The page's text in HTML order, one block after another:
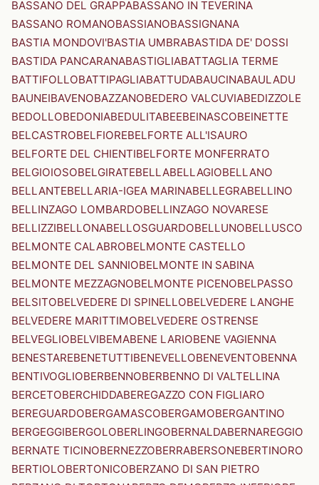
BASSANO DEL GRAPPABASSANO IN TEVERINA
BASSANO ROMANOBASSIANOBASSIGNANA
BASTIA MONDOVI'BASTIA UMBRABASTIDA DE' DOSSI
BASTIDA PANCARANABASTIGLIABATTAGLIA TERME
BATTIFOLLOBATTIPAGLIABATTUDABAUCINABAULADU
BAUNEIBAVENOBAZZANOBEDERO VALCUVIABEDIZZOLE
BEDOLLOBEDONIABEDULITABEEBEINASCOBEINETTE
BELCASTROBELFIOREBELFORTE ALL'ISAURO
BELFORTE DEL CHIENTIBELFORTE MONFERRATO
BELGIOIOSOBELGIRATEBELLABELLAGIOBELLANO
BELLANTEBELLARIA-IGEA MARINABELLEGRABELLINO
BELLINZAGO LOMBARDOBELLINZAGO NOVARESE
BELLIZZIBELLONABELLOSGUARDOBELLUNOBELLUSCO
BELMONTE CALABROBELMONTE CASTELLO
BELMONTE DEL SANNIOBELMONTE IN SABINA
BELMONTE MEZZAGNOBELMONTE PICENOBELPASSO
BELSITOBELVEDERE DI SPINELLOBELVEDERE LANGHE
BELVEDERE MARITTIMOBELVEDERE OSTRENSE
BELVEGLIOBELVIBEMABENE LARIOBENE VAGIENNA
BENESTAREBENETUTTIBENEVELLOBENEVENTOBENNA
BENTIVOGLIOBERBENNOBERBENNO DI VALTELLINA
BERCETOBERCHIDDABEREGAZZO CON FIGLIARO
BEREGUARDOBERGAMASCOBERGAMOBERGANTINO
BERGEGGIBERGOLOBERLINGOBERNALDABERNAREGGIO
BERNATE TICINOBERNEZZOBERRABERSONEBERTINORO
BERTIOLOBERTONICOBERZANO DI SAN PIETRO